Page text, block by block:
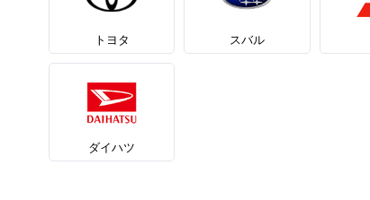
トヨタ スバル
ダイハツ